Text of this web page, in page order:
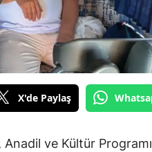
X'de Paylaş
ve Kültür Programı